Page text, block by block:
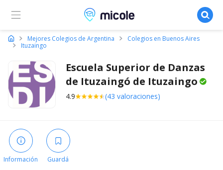
Micole, buscador de colegios
Mejores Colegios de Argentina
Colegios en Buenos Aires
Ituzaingo
Escuela Superior de Danzas
de Ituzaingó de Ituzaingo
4.9 (43 valoraciones)
Información Guardá